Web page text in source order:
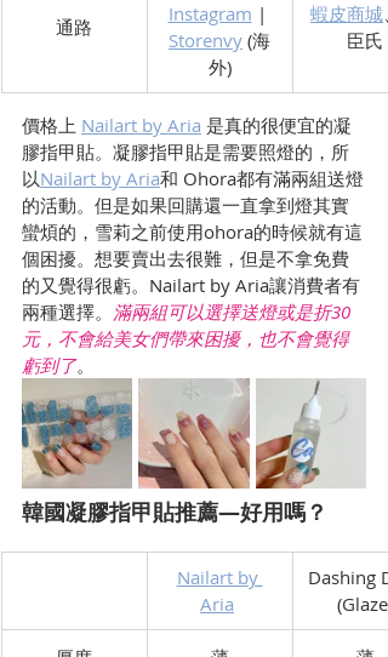
​通路
Instagram |
Storenvy (海
外)
蝦皮商城
臣氏
價格上 Nailart by Aria 是真的很便宜的凝
膠指甲貼。凝膠指甲貼是需要照燈的，所
以Nailart by Aria和 Ohora都有滿兩組送燈
的活動。但是如果回購還一直拿到燈其實
蠻煩的，雪莉之前使用ohora的時候就有這
個困擾。想要賣出去很難，但是不拿免費
的又覺得很虧。Nailart by Aria讓消費者有
兩種選擇。 滿兩組可以選擇送燈或是折30
元，不會給美女們帶來困擾，也不會覺得
虧到了。
韓國凝膠指甲貼推薦—好用嗎？
​Nailart by
Aria
​Dashing
(Glaze)